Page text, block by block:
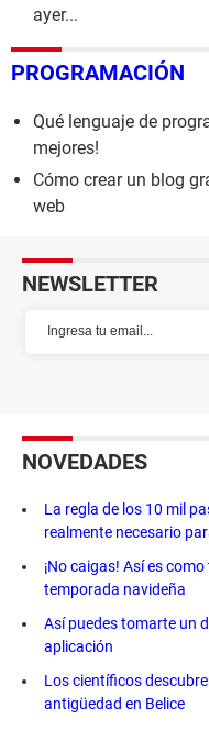
ayer...
PROGRAMACIÓN
Qué lenguaje de
mejores!
Cómo crear un blog
web
NEWSLETTER
NOVEDADES
La regla de los 10 mil
realmente necesario
¡No caigas! Así es
temporada navideña
Así puedes tomarte un
aplicación
Los científicos
antigüedad en Belice